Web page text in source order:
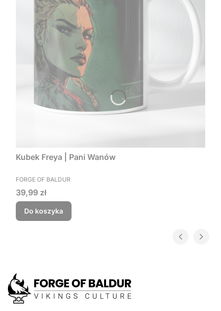
Kubek Freya | Pani Wanów
PRODUCENT
FORGE OF BALDUR
Cena
39,99 zł
Do koszyka